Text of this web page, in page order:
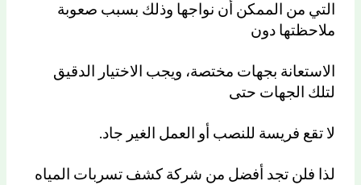
التي من الممكن أن نواجها وذلك بسبب صعوبة
ملاحظتها دون
الاستعانة بجهات مختصة، ويجب الاختيار الدقيق
لتلك الجهات حتى
لا تقع فريسة للنصب أو العمل الغير جاد.
لذا فلن تجد أفضل من شركة كشف تسربات المياه